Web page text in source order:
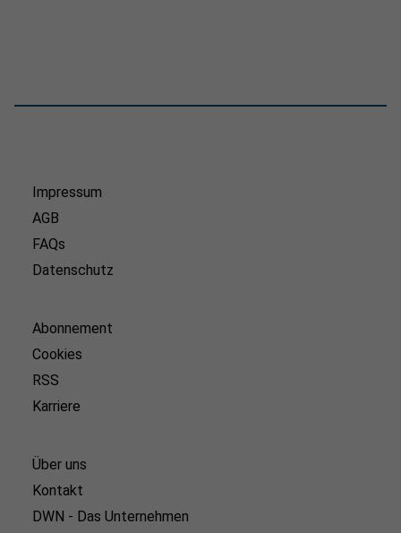
Impressum
AGB
FAQs
Datenschutz
Abonnement
Cookies
RSS
Karriere
Über uns
Kontakt
DWN - Das Unternehmen